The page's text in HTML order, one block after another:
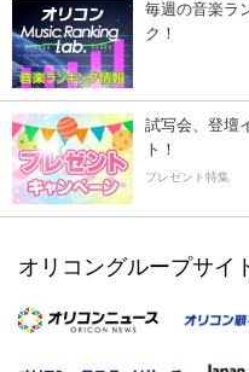
毎週の音楽ラ
ク！
試写会、登壇
ト！
プレゼント特集
オリコングループサイ